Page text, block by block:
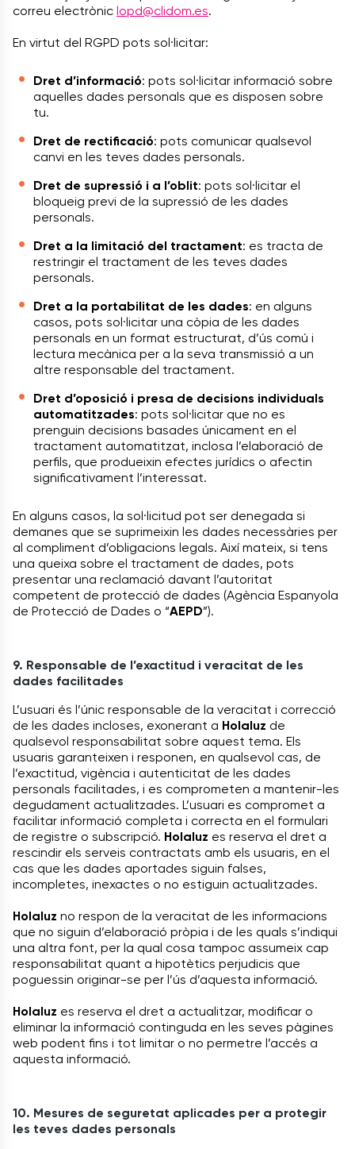
correu electrònic lopd@clidom.es.
En virtut del RGPD pots sol·licitar:
Dret d’informació: pots sol·licitar informació sobre
aquelles dades personals que es disposen sobre
tu.
Dret de rectificació: pots comunicar qualsevol
canvi en les teves dades personals.
Dret de supressió i a l’oblit: pots sol·licitar el
bloqueig previ de la supressió de les dades
personals.
Dret a la limitació del tractament: es tracta de
restringir el tractament de les teves dades
personals.
Dret a la portabilitat de les dades: en alguns
casos, pots sol·licitar una còpia de les dades
personals en un format estructurat, d’ús comú i
lectura mecànica per a la seva transmissió a un
altre responsable del tractament.
Dret d’oposició i presa de decisions individuals
automatitzades: pots sol·licitar que no es
prenguin decisions basades únicament en el
tractament automatitzat, inclosa l’elaboració de
perfils, que produeixin efectes jurídics o afectin
significativament l’interessat.
En alguns casos, la sol·licitud pot ser denegada si
demanes que se suprimeixin les dades necessàries per
al compliment d’obligacions legals. Així mateix, si tens
una queixa sobre el tractament de dades, pots
presentar una reclamació davant l’autoritat
competent de protecció de dades (Agència Espanyola
de Protecció de Dades o “AEPD”).
9. Responsable de l’exactitud i veracitat de les
dades facilitades
L’usuari és l’únic responsable de la veracitat i correcció
de les dades incloses, exonerant a Holaluz de
qualsevol responsabilitat sobre aquest tema. Els
usuaris garanteixen i responen, en qualsevol cas, de
l’exactitud, vigència i autenticitat de les dades
personals facilitades, i es comprometen a mantenir-les
degudament actualitzades. L’usuari es compromet a
facilitar informació completa i correcta en el formulari
de registre o subscripció. Holaluz es reserva el dret a
rescindir els serveis contractats amb els usuaris, en el
cas que les dades aportades siguin falses,
incompletes, inexactes o no estiguin actualitzades.
Holaluz no respon de la veracitat de les informacions
que no siguin d’elaboració pròpia i de les quals s’indiqui
una altra font, per la qual cosa tampoc assumeix cap
responsabilitat quant a hipotètics perjudicis que
poguessin originar-se per l’ús d’aquesta informació.
Holaluz es reserva el dret a actualitzar, modificar o
eliminar la informació continguda en les seves pàgines
web podent fins i tot limitar o no permetre l’accés a
aquesta informació.
10. Mesures de seguretat aplicades per a protegir
les teves dades personals